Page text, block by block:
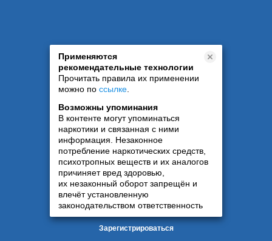
Применяются
рекомендательные технологии
Прочитать правила их применении
можно по ссылке
Возможны упоминания
В контенте могут упоминаться
наркотики и связанная с ними
информация. Незаконное
потребление наркотических средств,
психотропных веществ и их аналогов
причиняет вред здоровью,
их незаконный оборот запрещён и
влечёт установленную
законодательством ответственность
Зарегистрироваться